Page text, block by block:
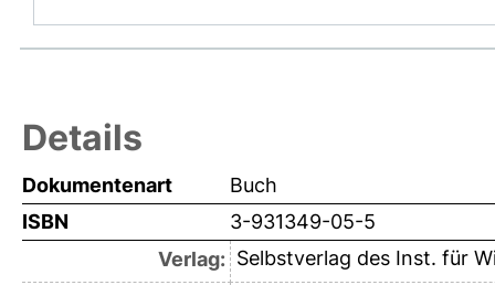
Details
Dokumentenart
Buch
ISBN
3-931349-05-5
Verlag: Selbstverlag des Inst. für